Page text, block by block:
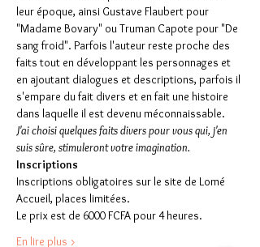
leur époque, ainsi Gustave Flaubert pour
"Madame Bovary" ou Truman Capote pour "De
sang froid". Parfois l'auteur reste proche des
faits tout en développant les personnages et
en ajoutant dialogues et descriptions, parfois il
s'empare du fait divers et en fait une histoire
dans laquelle il est devenu méconnaissable.
J'ai choisi quelques faits divers pour vous qui, j'en
suis sûre, stimuleront votre imagination.
Inscriptions
Inscriptions obligatoires sur le site de Lomé
Accueil, places limitées.
Le prix est de 6000 FCFA pour 4 heures.
En lire plus >